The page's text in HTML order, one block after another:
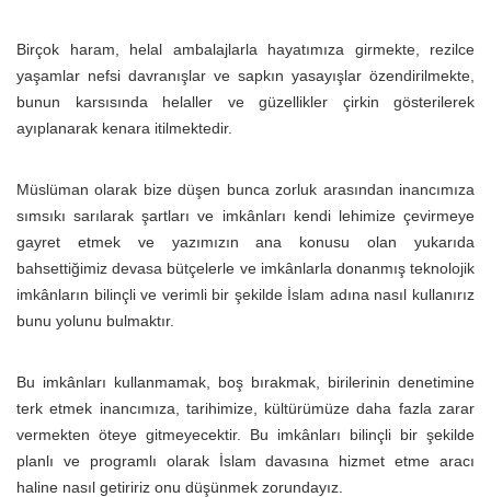
Birçok haram, helal ambalajlarla hayatımıza girmekte, rezilce
yaşamlar nefsi davranışlar ve sapkın yasayışlar özendirilmekte,
bunun karsısında helaller ve güzellikler çirkin gösterilerek
ayıplanarak kenara itilmektedir.
Müslüman olarak bize düşen bunca zorluk arasından inancımıza
sımsıkı sarılarak şartları ve imkânları kendi lehimize çevirmeye
gayret etmek ve yazımızın ana konusu olan yukarıda
bahsettiğimiz devasa bütçelerle ve imkânlarla donanmış teknolojik
imkânların bilinçli ve verimli bir şekilde İslam adına nasıl kullanırız
bunu yolunu bulmaktır.
Bu imkânları kullanmamak, boş bırakmak, birilerinin denetimine
terk etmek inancımıza, tarihimize, kültürümüze daha fazla zarar
vermekten öteye gitmeyecektir. Bu imkânları bilinçli bir şekilde
planlı ve programlı olarak İslam davasına hizmet etme aracı
haline nasıl getiririz onu düşünmek zorundayız.